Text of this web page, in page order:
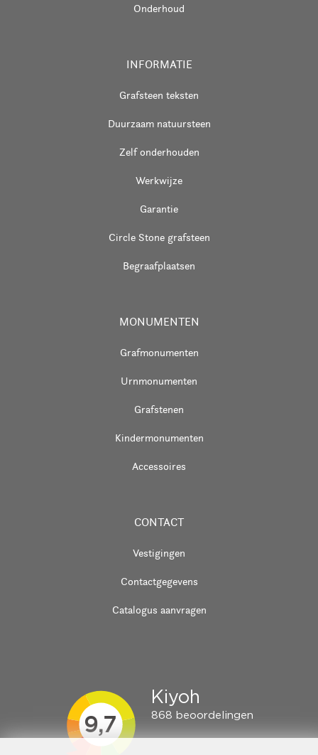
Onderhoud
INFORMATIE
Grafsteen teksten
Duurzaam natuursteen
Zelf onderhouden
Werkwijze
Garantie
Circle Stone grafsteen
Begraafplaatsen
MONUMENTEN
Grafmonumenten
Urnmonumenten
Grafstenen
Kindermonumenten
Accessoires
CONTACT
Vestigingen
Contactgegevens
Catalogus aanvragen